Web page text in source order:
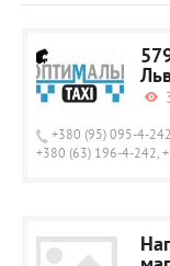
+380 (95) 095-4-
+380 (63) 196-4-242,